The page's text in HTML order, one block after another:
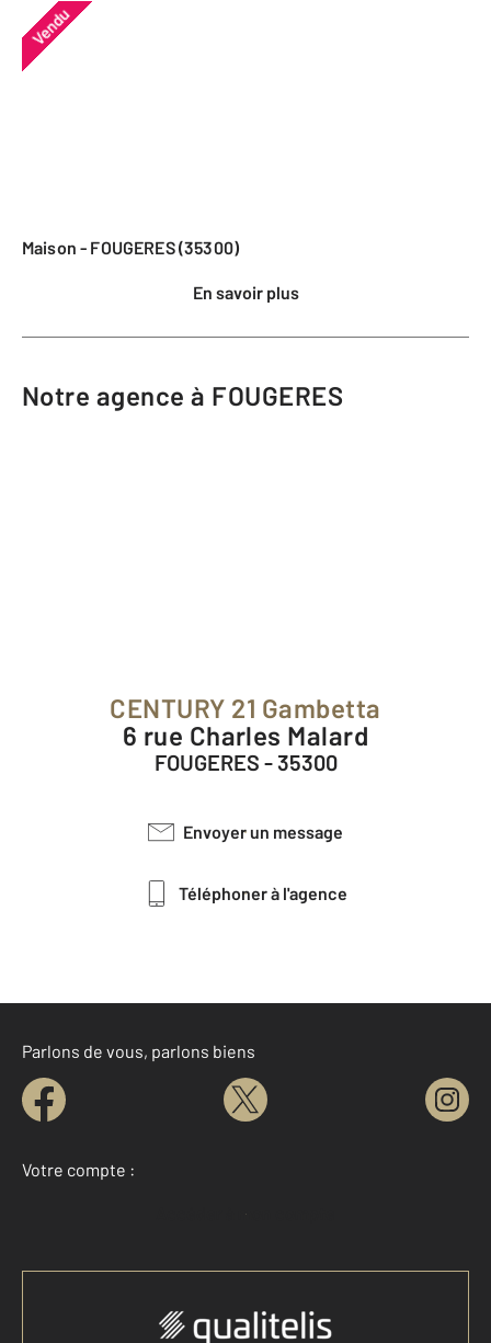
Vendu
Maison - FOUGERES (35300)
En savoir plus
Notre agence à FOUGERES
CENTURY 21 Gambetta
6 rue Charles Malard
FOUGERES - 35300
Envoyer un message
Téléphoner à l'agence
Parlons de vous, parlons biens
Votre compte :
Accéder à mon compte